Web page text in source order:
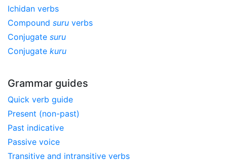
Ichidan verbs
Compound suru verbs
Conjugate suru
Conjugate kuru
Grammar guides
Quick verb guide
Present (non-past)
Past indicative
Passive voice
Transitive and intransitive verbs